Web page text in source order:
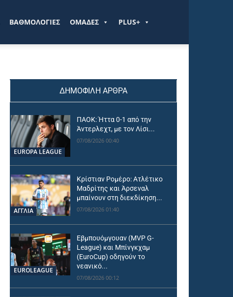
ΒΑΘΜΟΛΟΓΙΕΣ ΟΜΑΔΕΣ PLUS+
ΔΗΜΟΦΙΛΗ ΑΡΘΡΑ
EUROPA LEAGUE
ΠΑΟΚ: Ήττα 0-1 από την
Άντερλεχτ, με τον Λίσι...
07/08/2026 00:40
ΑΓΓΛΙΑ
Κρίστιαν Ρομέρο: Ατλέτικο
Μαδρίτης και Άρσεναλ
μπαίνουν στη διεκδίκηση...
07/08/2026 01:40
EUROLEAGUE
Εβμπουόμγουαν (MVP G-
League) και Μπίνγκχαμ
(EuroCup) οδηγούν το
νεανικό...
07/08/2026 00:12